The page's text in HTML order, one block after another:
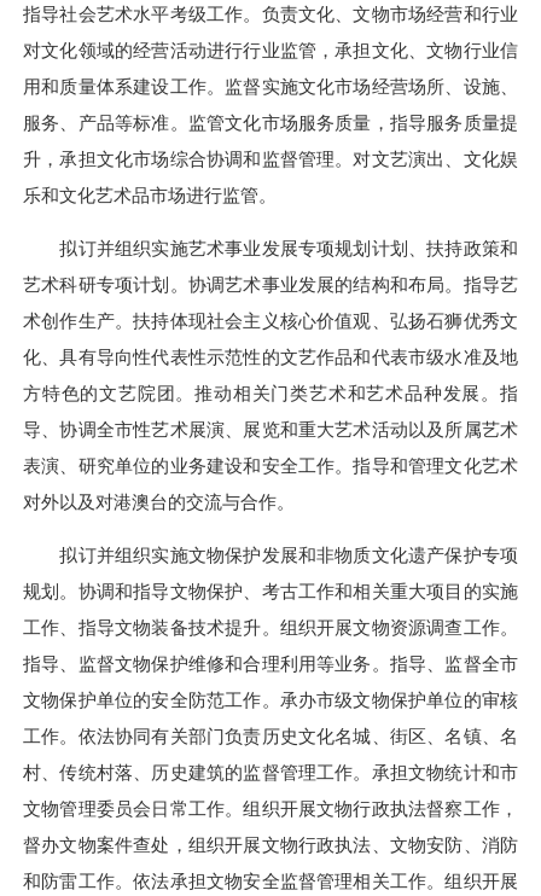
指导社会艺术水平考级工作。负责文化、文物市场经营和行业
对文化领域的经营活动进行行业监管，承担文化、文物行业信
用和质量体系建设工作。监督实施文化市场经营场所、设施、
服务、产品等标准。监管文化市场服务质量，指导服务质量提
升，承担文化市场综合协调和监督管理。对文艺演出、文化娱
乐和文化艺术品市场进行监管。
拟订并组织实施艺术事业发展专项规划计划、扶持政策和
艺术科研专项计划。协调艺术事业发展的结构和布局。指导艺
术创作生产。扶持体现社会主义核心价值观、弘扬石狮优秀文
化、具有导向性代表性示范性的文艺作品和代表市级水准及地
方特色的文艺院团。推动相关门类艺术和艺术品种发展。指
导、协调全市性艺术展演、展览和重大艺术活动以及所属艺术
表演、研究单位的业务建设和安全工作。指导和管理文化艺术
对外以及对港澳台的交流与合作。
拟订并组织实施文物保护发展和非物质文化遗产保护专项
规划。协调和指导文物保护、考古工作和相关重大项目的实施
工作、指导文物装备技术提升。组织开展文物资源调查工作。
指导、监督文物保护维修和合理利用等业务。指导、监督全市
文物保护单位的安全防范工作。承办市级文物保护单位的审核
工作。依法协同有关部门负责历史文化名城、街区、名镇、名
村、传统村落、历史建筑的监督管理工作。承担文物统计和市
文物管理委员会日常工作。组织开展文物行政执法督察工作，
督办文物案件查处，组织开展文物行政执法、文物安防、消防
和防雷工作。依法承担文物安全监督管理相关工作。组织开展